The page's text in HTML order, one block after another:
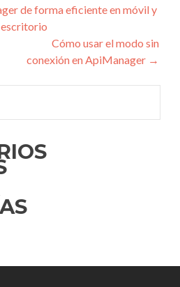
de entrada
de forma eficiente en móvil y
escritorio
Cómo usar el modo sin
conexión en ApiManager →